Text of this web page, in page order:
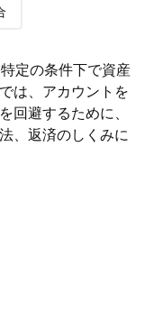
定の条件下で資産
は、アカウントを
回避するために、
、返済のしくみに